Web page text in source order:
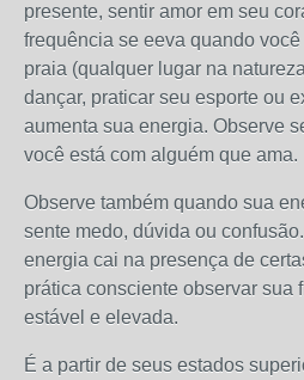
presente, sentir amor em seu
frequência se eeva quando
praia (qualquer lugar na
dançar, praticar seu esporte ou
aumenta sua energia. Observe
você está com alguém que ama.
Observe também quando sua
sente medo, dúvida ou
energia cai na presença de
prática consciente observar sua
estável e elevada.
É a partir de seus estados